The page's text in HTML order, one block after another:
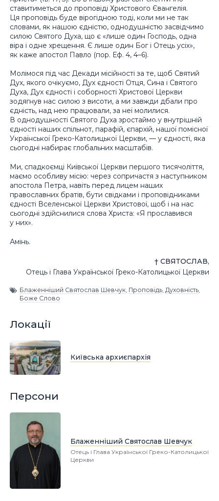
ставитиметься до проповіді Христового Євангелія.
Ця проповідь буде вірогідною тоді, коли ми не так
словами, як нашою єдністю, однодушністю засвідчимо
силою Святого Духа, що є «лише один Господь, одна
віра і одне хрещення. Є лише один Бог і Отець усіх»,
як каже апостол Павло (пор. Еф. 4, 4–6).
Молімося під час Декади місійності за те, щоб Святий
Дух, якого очікуємо, Дух єдності Отця, Сина і Святого
Духа, Дух єдності і соборності Христової Церкви
зодягнув нас силою з висоти, а ми завжди дбали про
єдність, над нею працювали, за неї молилися.
В однодушності Святого Духа зростаймо у внутрішній
єдності наших спільнот, парафій, єпархій, нашої помісної
Української Греко-Католицької Церкви, — у єдності, яка
сьогодні набирає глобальних масштабів.
Ми, спадкоємці Київської Церкви першого тисячоліття,
маємо особливу місію: через сопричастя з наступником
апостола Петра, навіть перед лицем наших
православних братів, бути свідками і проповідниками
єдності Вселенської Церкви Христової, щоб і на нас
сьогодні здійснилися слова Христа: «Я прославився
у них».
Амінь.
† СВЯТОСЛАВ,
Отець і Глава Української Греко-Католицької Церкви
Блаженніший Святослав Шевчук, Проповідь, Духовність,
Боже Слово
Локації
Київська архиєпархія
Персони
Блаженніший Святослав Шевчук
Отець і Глава Української Греко-Католицької
Церкви